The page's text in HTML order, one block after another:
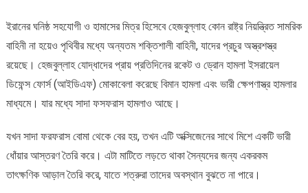
ইরানের ঘনিষ্ঠ সহযোগী ও হামাসের মিত্র হিসেবে হেজবুল্লাহ কোন রাষ্ট্র নিয়ন্ত্রিত সামরিক
বাহিনী না হয়েও পৃথিবীর মধ্যে অন্যতম শক্তিশালী বাহিনী, যাদের প্রচুর অস্ত্রশস্ত্র
রয়েছে। হেজবুল্লাহ যোদ্ধাদের প্রায় প্রতিদিনের রকেট ও ড্রোন হামলা ইসরায়েল
ডিফেন্স ফোর্স (আইডিএফ) মোকাবেলা করেছে বিমান হামলা এবং ভারী ক্ষেপণাস্ত্র হামলার
মাধ্যমে। যার মধ্যে সাদা ফসফরাস হামলাও আছে।
যখন সাদা ফরফরাস বোমা থেকে বের হয়, তখন এটি অক্সিজেনের সাথে মিশে একটি ভারী
ধোঁয়ার আস্তরণ তৈরি করে। এটা মাটিতে লড়তে থাকা সৈন্যদের জন্য একরকম
তাৎক্ষণিক আড়াল তৈরি করে, যাতে শত্রুরা তাদের অবস্থান বুঝতে না পারে।